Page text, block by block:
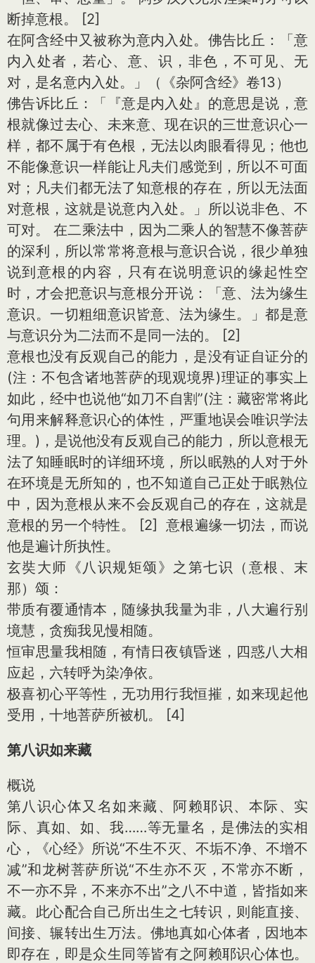
断掉意根。 [2]
在阿含经中又被称为意内入处。佛告比丘：「意
内入处者，若心、意、识，非色，不可见、无
对，是名意内入处。」（《杂阿含经》卷13）
佛告诉比丘：「『意是内入处』的意思是说，意
根就像过去心、未来意、现在识的三世意识心一
样，都不属于有色根，无法以肉眼看得见；他也
不能像意识一样能让凡夫们感觉到，所以不可面
对；凡夫们都无法了知意根的存在，所以无法面
对意根，这就是说意内入处。」所以说非色、不
可对。 在二乘法中，因为二乘人的智慧不像菩萨
的深利，所以常常将意根与意识合说，很少单独
说到意根的内容，只有在说明意识的缘起性空
时，才会把意识与意根分开说：「意、法为缘生
意识。一切粗细意识皆意、法为缘生。」都是意
与意识分为二法而不是同一法的。 [2]
意根也没有反观自己的能力，是没有证自证分的
(注：不包含诸地菩萨的现观境界)理证的事实上
如此，经中也说他“如刀不自割”(注：藏密常将此
句用来解释意识心的体性，严重地误会唯识学法
理。)，是说他没有反观自己的能力，所以意根无
法了知睡眠时的详细环境，所以眠熟的人对于外
在环境是无所知的，也不知道自己正处于眠熟位
中，因为意根从来不会反观自己的存在，这就是
意根的另一个特性。 [2] 意根遍缘一切法，而说
他是遍计所执性。
玄奘大师《八识规矩颂》之第七识（意根、末
那）颂：
带质有覆通情本，随缘执我量为非，八大遍行别
境慧，贪痴我见慢相随。
恒审思量我相随，有情日夜镇昏迷，四惑八大相
应起，六转呼为染净依。
极喜初心平等性，无功用行我恒摧，如来现起他
受用，十地菩萨所被机。 [4]
第八识如来藏
概说
第八识心体又名如来藏、阿赖耶识、本际、实
际、真如、如、我……等无量名，是佛法的实相
心，《心经》所说“不生不灭、不垢不净、不增不
减”和龙树菩萨所说“不生亦不灭，不常亦不断，
不一亦不异，不来亦不出”之八不中道，皆指如来
藏。此心配合自己所出生之七转识，则能直接、
间接、辗转出生万法。佛地真如心体者，因地本
即存在，即是众生同等皆有之阿赖耶识心体也。